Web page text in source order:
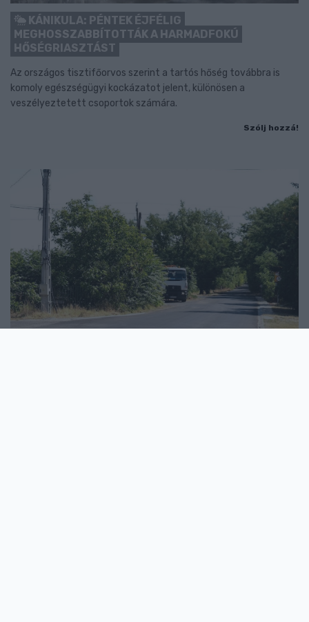
KÁNIKULA: PÉNTEK ÉJFÉLIG
MEGHOSSZABBÍTOTTÁK A HARMADFOKÚ
HŐSÉGRIASZTÁST
Az országos tisztifőorvos szerint a tartós hőség továbbra is
komoly egészségügyi kockázatot jelent, különösen a
veszélyeztetett csoportok számára.
Szólj hozzá!